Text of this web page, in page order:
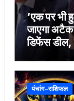
‘एक पर भी
जाएगा
डिफेंस डील,
पंचांग-राशिफल